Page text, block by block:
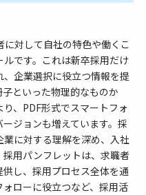
対して自社の特色や働くこ
です。これは新卒採用だけ
企業選択に役立つ情報を提
といった物理的なものか
、PDF形式でスマートフォ
ジョンも増えています。採
に対する理解を深め、入社
用パンフレットは、求職者
し、採用プロセス全体を通
ローに役立つなど、採用活